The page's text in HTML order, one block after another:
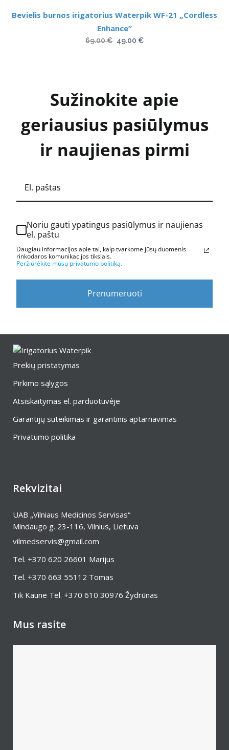
Bevielis burnos irigatorius Waterpik WF-21 „Cordless
Enhance“
69.00€ Original
49.00 €Current
Sužinokite apie
geriausius pasiūlymus
ir naujienas pirmi
Noriu gauti ypatingus pasiūlymus ir naujienas
el. paštu
Daugiau informacijos apie tai, kaip tvarkome jūsų duomenis
rinkodaros komunikacijos tikslais.
Peržiūrėkite mūsų privatumo politiką.
Prenumeruoti
Prekių pristatymas
Pirkimo sąlygos
Atsiskaitymas el. parduotuvėje
Garantijų suteikimas ir garantinis aptarnavimas
Privatumo politika
Rekvizitai
UAB „Vilniaus Medicinos Servisas“
Mindaugo g. 23-116, Vilnius, Lietuva
vilmedservis@gmail.com
Tel. +370 620 26601 Marijus
Tel. +370 663 55112 Tomas
Tik Kaune Tel. +370 610 30976 Žydrūnas
Mus rasite